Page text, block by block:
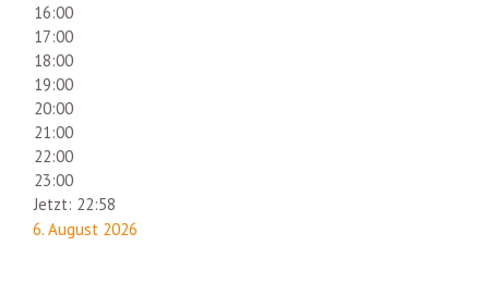
16:00
17:00
18:00
19:00
20:00
21:00
22:00
23:00
Jetzt: 22:58
6. August 2026